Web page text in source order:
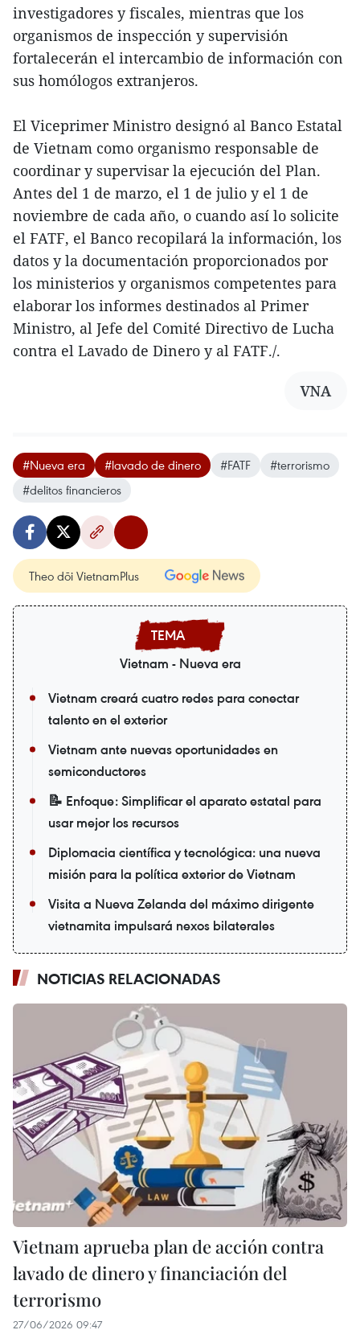
investigadores y fiscales, mientras que los
organismos de inspección y supervisión
fortalecerán el intercambio de información con
sus homólogos extranjeros.
El Viceprimer Ministro designó al Banco Estatal
de Vietnam como organismo responsable de
coordinar y supervisar la ejecución del Plan.
Antes del 1 de marzo, el 1 de julio y el 1 de
noviembre de cada año, o cuando así lo solicite
el FATF, el Banco recopilará la información, los
datos y la documentación proporcionados por
los ministerios y organismos competentes para
elaborar los informes destinados al Primer
Ministro, al Jefe del Comité Directivo de Lucha
contra el Lavado de Dinero y al FATF./.
VNA
#Nueva era #lavado de dinero #FATF
#terrorismo
#delitos financieros
Theo dõi VietnamPlus
Vietnam - Nueva era
Vietnam creará cuatro redes para conectar
talento en el exterior
Vietnam ante nuevas oportunidades en
semiconductores
📝 Enfoque: Simplificar el aparato estatal para
usar mejor los recursos
Diplomacia científica y tecnológica: una nueva
misión para la política exterior de Vietnam
Visita a Nueva Zelanda del máximo dirigente
vietnamita impulsará nexos bilaterales
NOTICIAS RELACIONADAS
Vietnam aprueba plan de acción contra
lavado de dinero y financiación del
terrorismo
27/06/2026 09:47